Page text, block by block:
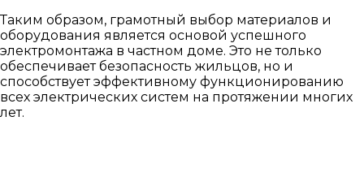
Таким образом, грамотный выбор материалов и
оборудования является основой успешного
электромонтажа в частном доме. Это не только
обеспечивает безопасность жильцов, но и
способствует эффективному функционированию
всех электрических систем на протяжении многих
лет.